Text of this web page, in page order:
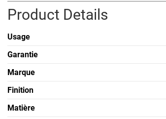
Product Details
Usage
Garantie
Marque
Finition
Matière